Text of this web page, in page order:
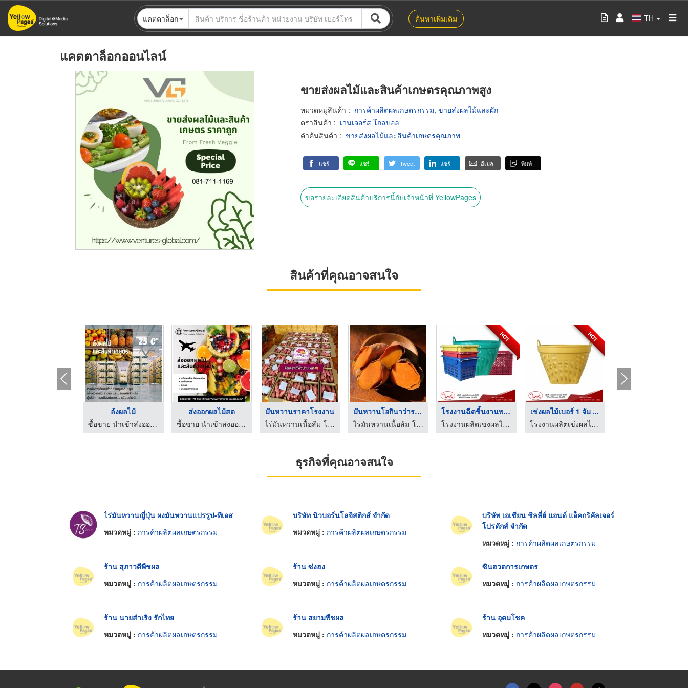
ข้าม
ไป
แคตตาล็อก ค้นหาเพิ่มเติม TH
แคตตาล็อกออนไลน์
ขายส่งผลไม้และสินค้าเกษตรคุณภาพสูง
หมวดหมู่สินค้า : การค้าผลิตผลเกษตรกรรม, ขายส่งผลไม้และผัก
ตราสินค้า : เวนเจอร์ส โกลบอล
คำค้นสินค้า : ขายส่งผลไม้และสินค้าเกษตรคุณภาพ
แชร์ แชร์ Tweet แชร์ อีเมล พิมพ์
ขอรายละเอียดสินค้าบริการนี้กับเจ้าหน้าที่ YellowPages
สินค้าที่คุณอาจสนใจ
ล้งผลไม้
ซื้อขาย นำเข้าส่งออก สินค้าเกษตร และเคมีภัณฑ์ด้านการเกษตร
ส่งออกผลไม้สด
ซื้อขาย นำเข้าส่งออก สินค้าเกษตร และเคมีภัณฑ์ด้านการเกษตร
มันหวานราคาโรงงาน
ไร่มันหวานเนื้อส้ม-โอกินาว่า ราคาถูกไร่วิจิตรา
มันหวานโอกินาว่าราคา ...
ไร่มันหวานเนื้อส้ม-โอกินาว่า ราคาถูกไร่วิจิตรา
HOT
โรงงานฉีดชิ้นงานพลาส ...
โรงงานผลิตเข่งผลไม้ ลังผลไม้พลาสติก - ว.พลาสติก (2002)
HOT
เข่งผลไม้เบอร์ 1 จัม ...
โรงงานผลิตเข่งผลไม้ ลังผลไม้พลาสติก - ว.พลาสติก (2002)
ธุรกิจที่คุณอาจสนใจ
ไร่มันหวานญี่ปุ่น ผงมันหวานแปรรูป-ทีเอส
หมวดหมู่ : การค้าผลิตผลเกษตรกรรม
บริษัท นิวบอร์นโลจิสติกส์ จำกัด
หมวดหมู่ : การค้าผลิตผลเกษตรกรรม
บริษัท เอเชียน ชิลลี่ย์ แอนด์ แอ็คกริคัลเจอร์
โปรดักส์ จำกัด
หมวดหมู่ : การค้าผลิตผลเกษตรกรรม
ร้าน สุภาวดีพืชผล
หมวดหมู่ : การค้าผลิตผลเกษตรกรรม
ร้าน ซ่งฮง
หมวดหมู่ : การค้าผลิตผลเกษตรกรรม
ซินฮวดการเกษตร
หมวดหมู่ : การค้าผลิตผลเกษตรกรรม
ร้าน นายสำเริง รักไทย
หมวดหมู่ : การค้าผลิตผลเกษตรกรรม
ร้าน สยามพืชผล
หมวดหมู่ : การค้าผลิตผลเกษตรกรรม
ร้าน อุดมโชค
หมวดหมู่ : การค้าผลิตผลเกษตรกรรม